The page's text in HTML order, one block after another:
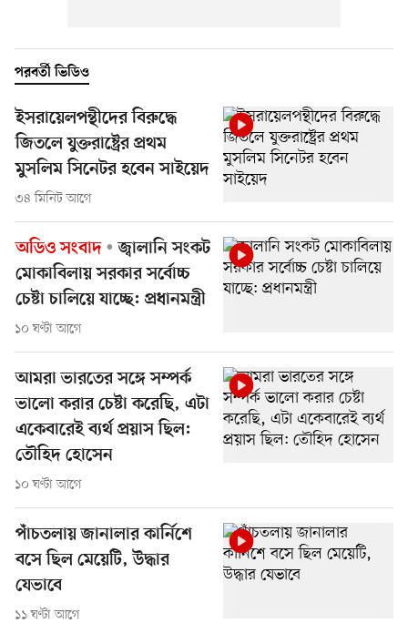
পরবর্তী ভিডিও
ইসরায়েলপন্থীদের বিরুদ্ধে
জিতলে যুক্তরাষ্ট্রের প্রথম
মুসলিম সিনেটর হবেন সাইয়েদ
৩৪ মিনিট আগে
অডিও সংবাদ
জ্বালানি সংকট
মোকাবিলায় সরকার সর্বোচ্চ
চেষ্টা চালিয়ে যাচ্ছে: প্রধানমন্ত্রী
১০ ঘণ্টা আগে
আমরা ভারতের সঙ্গে সম্পর্ক
ভালো করার চেষ্টা করেছি, এটা
একেবারেই ব্যর্থ প্রয়াস ছিল:
তৌহিদ হোসেন
১০ ঘণ্টা আগে
পাঁচতলায় জানালার কার্নিশে
বসে ছিল মেয়েটি, উদ্ধার
যেভাবে
১১ ঘণ্টা আগে